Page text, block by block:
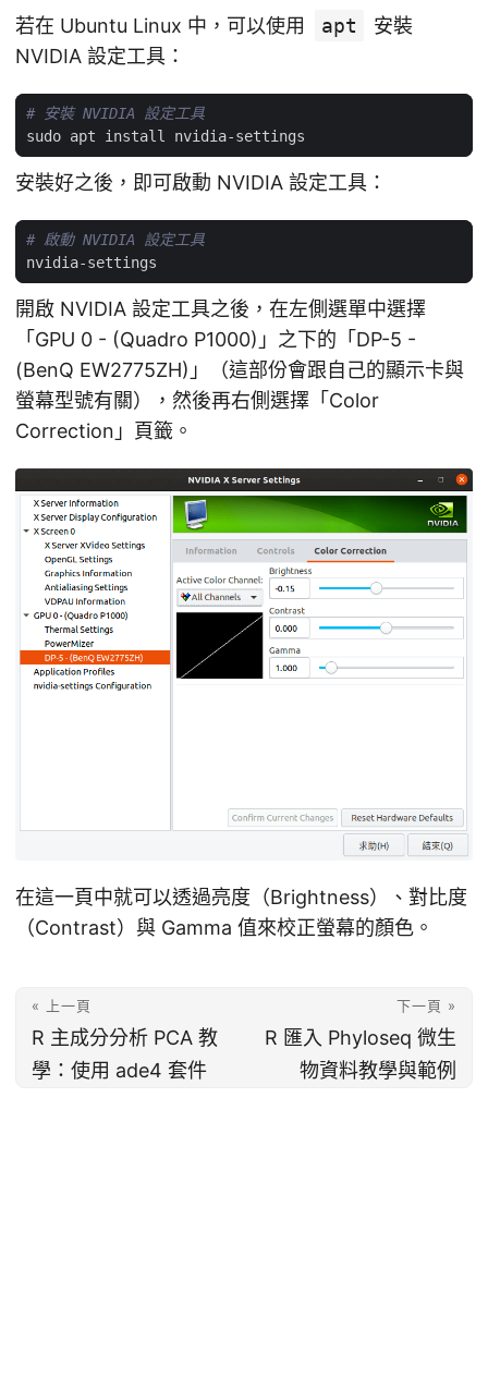
若在 Ubuntu Linux 中，可以使用 apt
安裝
NVIDIA 設定工具：
# 安裝 NVIDIA 設定工具
安裝好之後，即可啟動 NVIDIA 設定工具：
# 啟動 NVIDIA 設定工具
開啟 NVIDIA 設定工具之後，在左側選單中選擇
「GPU 0 - (Quadro P1000)」之下的「DP-5 -
(BenQ EW2775ZH)」（這部份會跟自己的顯示卡與
螢幕型號有關），然後再右側選擇「Color
Correction」頁籤。
在這一頁中就可以透過亮度（Brightness）、對比度
（Contrast）與 Gamma 值來校正螢幕的顏色。
« 上一頁
R 主成分分析 PCA 教
學：使用 ade4 套件
下一頁 »
R 匯入 Phyloseq 微生
物資料教學與範例